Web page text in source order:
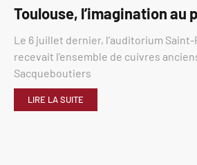
Toulouse, l’imagination au
Le 6 juillet dernier, l’auditorium
recevait l’ensemble de cuivres
Sacqueboutiers
LIRE LA SUITE